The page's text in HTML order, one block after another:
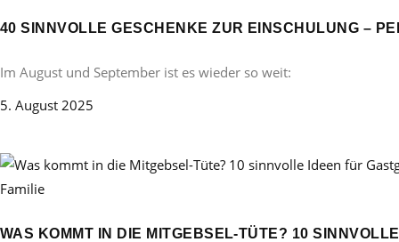
40 SINNVOLLE GESCHENKE ZUR EINSCHULUNG –
Im August und September ist es wieder so weit:
5. August 2025
Familie
WAS KOMMT IN DIE MITGEBSEL-TÜTE? 10